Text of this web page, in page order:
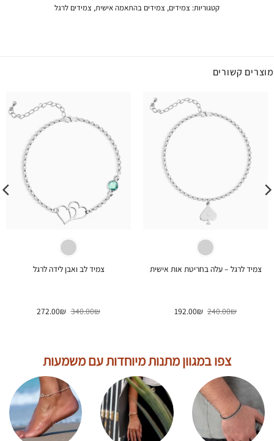
קטגוריות: צמידים, צמידים בהתאמה אישית, צמידים לרגל
מוצרים קשורים
צמיד לרגל – עלה בחריטת אות אישית
240.00₪ המחיר
192.00₪
צמיד לב ואבן לידה לרגל
340.00₪ המחיר
272.00₪ המחיר
צפו במגוון מתנות מיוחדות עם משמעות